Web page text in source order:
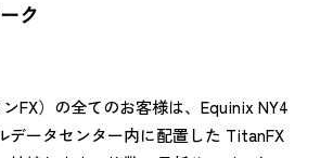
ク
FX）の全てのお客様は、Equinix NY4
データセンター内に配置した TitanFX